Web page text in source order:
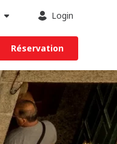
Login
Réservation